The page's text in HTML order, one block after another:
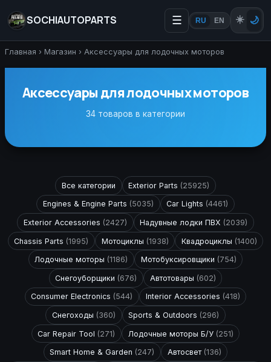
SOCHIAUTOPARTS ☰ RU EN ☀️ 🌙
Главная › Магазин › Аксессуары для лодочных моторов
Аксессуары для лодочных моторов
34 товаров в категории
Все категории Exterior Parts (25925)
Engines & Engine Parts (5035) Car Lights (4461)
Exterior Accessories (2427) Надувные лодки ПВХ (2039)
Chassis Parts (1995) Мотоциклы (1938) Квадроциклы (1400)
Лодочные моторы (1186) Мотобуксировщики (754)
Снегоуборщики (676) Автотовары (602)
Consumer Electronics (544) Interior Accessories (418)
Снегоходы (360) Sports & Outdoors (296)
Car Repair Tool (271) Лодочные моторы Б/У (251)
Smart Home & Garden (247) Автосвет (136)